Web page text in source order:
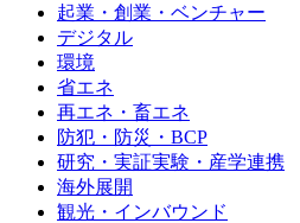
起業・創業・ベンチャー
デジタル
環境
省エネ
再エネ・畜エネ
防犯・防災・BCP
研究・実証実験・産学連携
海外展開
観光・インバウンド